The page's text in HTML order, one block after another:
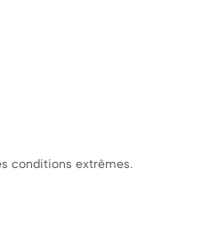
conditions extrêmes.